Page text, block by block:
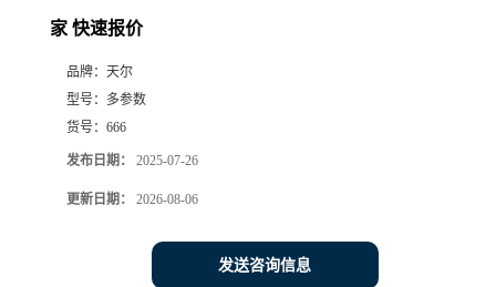
家 快速报价
品牌： 天尔
型号： 多参数
货号： 666
发布日期： 2025-07-26
更新日期： 2026-08-06
发送咨询信息